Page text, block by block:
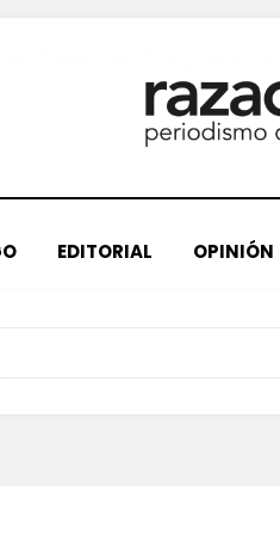
EDITORIAL OPINIÓN